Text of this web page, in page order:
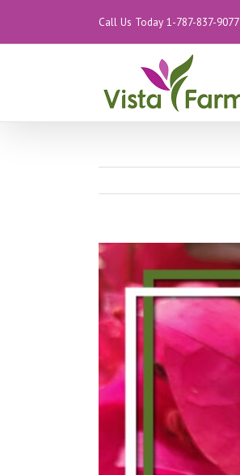
Call Us Today 1-787-837-9077
View
Larger
Image